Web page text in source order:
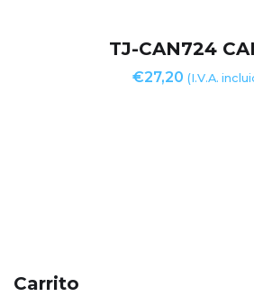
TJ-CAN724
€27,20 (I.V.A.
Carrito